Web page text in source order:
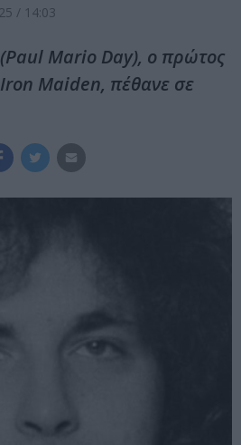
/ 14:03
Mario Day), ο πρώτος
Maiden, πέθανε σε